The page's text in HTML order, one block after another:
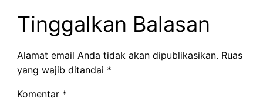
Tinggalkan Balasan
Alamat email Anda tidak akan dipublikasikan. Ruas
yang wajib ditandai *
Komentar *